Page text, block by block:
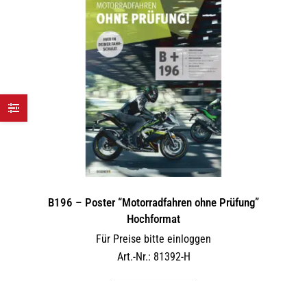
B196 – Poster “Motorradfahren ohne Prüfung”
Hochformat
Für Preise bitte einloggen
Art.-Nr.: 81392-H